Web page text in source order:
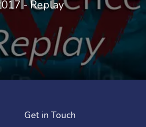
- Replay
Get in Touch